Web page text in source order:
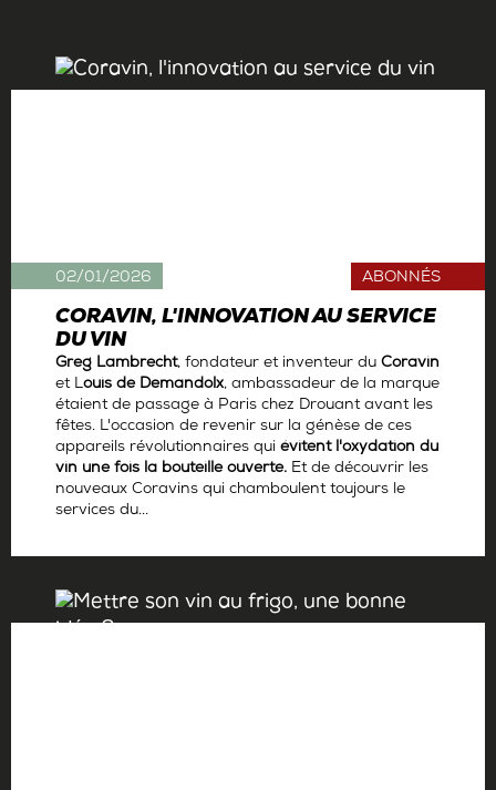
CORAVIN, L'INNOVATION AU SERVICE
DU VIN
ABONNÉS
Greg Lambrecht, fondateur et inventeur du Coravin
et Louis de Demandolx, ambassadeur de la marque
étaient de passage à Paris chez Drouant avant les
fêtes. L'occasion de revenir sur la génèse de ces
appareils révolutionnaires qui évitent l'oxydation du
vin une fois la bouteille ouverte. Et de découvrir les
nouveaux Coravins qui chamboulent toujours le
services du...
02/01/2026